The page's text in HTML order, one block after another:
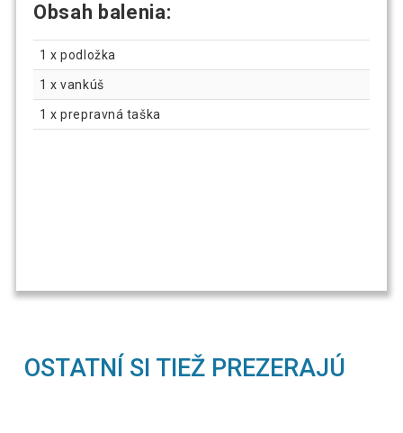
Obsah balenia:
1 x podložka
1 x vankúš
1 x prepravná taška
OSTATNÍ SI TIEŽ PREZERAJÚ